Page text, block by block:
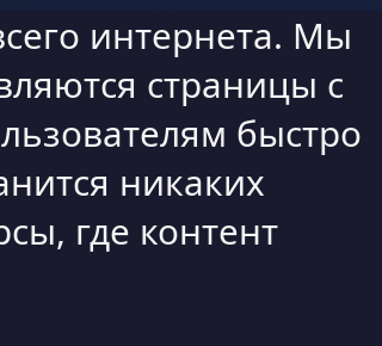
интернета. Мы
страницы с
быстро
никаких
где контент